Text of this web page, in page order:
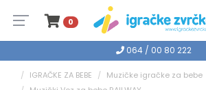
0
064 / 00 80 222
IGRAČKE ZA BEBE
Muzičke igračke za bebe